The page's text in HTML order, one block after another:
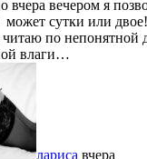
вчера вечером я
сутки или
по непонятной
влаги…
лариса вчера